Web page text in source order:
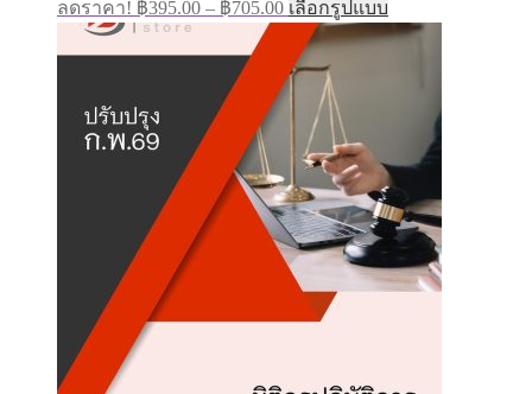
ลดราคา! ฿395.00 – ฿705.00
range:
฿395.00
through
฿705.00
เลือกรูปแบบ
product
has
be
chosen
on
the
product
page